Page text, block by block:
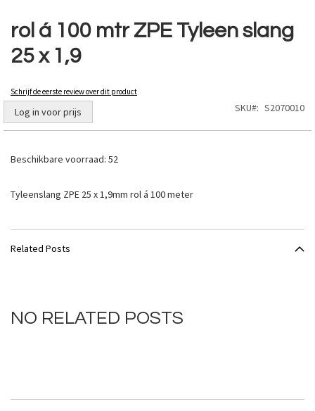
rol á 100 mtr ZPE Tyleen slang
25 x 1,9
Schrijf de eerste review over dit product
Log in voor prijs SKU S2070010
Beschikbare voorraad: 52
Tyleenslang ZPE 25 x 1,9mm rol á 100 meter
naar
het
begin
van
afbeeldingen-
gallerij
Related Posts
NO RELATED POSTS